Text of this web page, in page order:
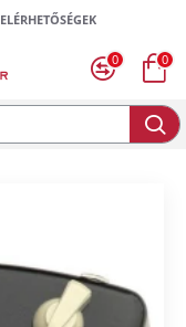
ELÉRHETŐSÉGEK
0 0